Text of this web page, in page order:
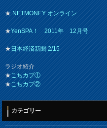
★NETMONEY オンライン
★YenSPA！ 2011年 12月号
★日本経済新聞 2/15
ラジオ紹介
★こちカブ①
★こちカブ②
カテゴリー